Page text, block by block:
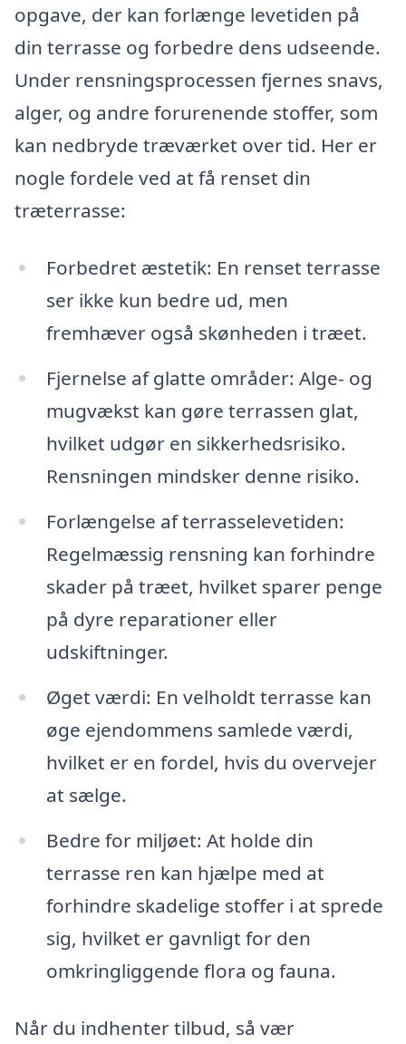
opgave, der kan forlænge levetiden på
din terrasse og forbedre dens udseende.
Under rensningsprocessen fjernes snavs,
alger, og andre forurenende stoffer, som
kan nedbryde træværket over tid. Her er
nogle fordele ved at få renset din
træterrasse:
Forbedret æstetik: En renset terrasse
ser ikke kun bedre ud, men
fremhæver også skønheden i træet.
Fjernelse af glatte områder: Alge- og
mugvækst kan gøre terrassen glat,
hvilket udgør en sikkerhedsrisiko.
Rensningen mindsker denne risiko.
Forlængelse af terrasselevetiden:
Regelmæssig rensning kan forhindre
skader på træet, hvilket sparer penge
på dyre reparationer eller
udskiftninger.
Øget værdi: En velholdt terrasse kan
øge ejendommens samlede værdi,
hvilket er en fordel, hvis du overvejer
at sælge.
Bedre for miljøet: At holde din
terrasse ren kan hjælpe med at
forhindre skadelige stoffer i at sprede
sig, hvilket er gavnligt for den
omkringliggende flora og fauna.
Når du indhenter tilbud, så vær